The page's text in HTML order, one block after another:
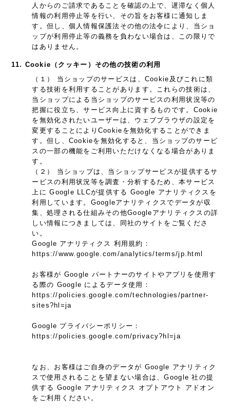
人からのご請求であることを確認の上で、遅滞なく個人
情報の利用停止等を行い、その旨をお客様に通知しま
す。但し、個人情報保護法その他の法令により、当ショ
ップが利用停止等の義務を負わない場合は、この限りで
はありません。
11. Cookie（クッキー）その他の技術の利用
（１） 当ショップのサービスは、Cookie及びこれに類
する技術を利用することがあります。これらの技術は、
当ショップによる当ショップのサービスの利用状況等の
把握に役立ち、サービス向上に資するものです。Cookie
を無効化されたいユーザーは、ウェブブラウザの設定を
変更することによりCookieを無効化することができま
す。但し、Cookieを無効化すると、当ショップのサービ
スの一部の機能をご利用いただけなくなる場合がありま
す。
（２） 当ショップは、当ショップサービスが提供するサ
ービスの利用状況等を調査・分析するため、本サービス
上に Google LLCが提供する Google アナリティクスを
利用しています。Googleアナリティクスでデータが収
集、処理される仕組みその他Googleアナリティクスの詳
しい情報につきましては、同社のサイトをご覧くださ
い。
Google アナリティクス 利用規約：
https://www.google.com/analytics/terms/jp.html
お客様が Google パートナーのサイトやアプリを使用す
る際の Google によるデータ使用：
https://policies.google.com/technologies/partner-
sites?hl=ja
Google プライバシーポリシー：
https://policies.google.com/privacy?hl=ja
なお、お客様はご自身のデータが Google アナリティク
スで使用されることを望まない場合は、Google 社の提
供する Google アナリティクス オプトアウト アドオン
をご利用ください。